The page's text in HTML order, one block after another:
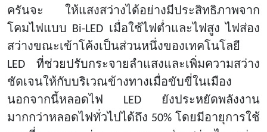
ครันจะ ให้แสงสว่างได้อย่างมีประสิทธิภาพจาก
โคมไฟแบบ Bi-LED เมื่อใช้ไฟต่ำและไฟสูง ไฟส่อง
สว่างขณะเข้าโค้งเป็นส่วนหนึ่งของเทคโนโลยี
LED ที่ช่วยปรับกระจายลำแสงและเพิ่มความสว่าง
ชัดเจนให้กับบริเวณข้างทางเมื่อขับขี่ในเมือง
นอกจากนี้หลอดไฟ LED ยังประหยัดพลังงาน
มากกว่าหลอดไฟทั่วไปได้ถึง 50% โดยมีอายุการใช้